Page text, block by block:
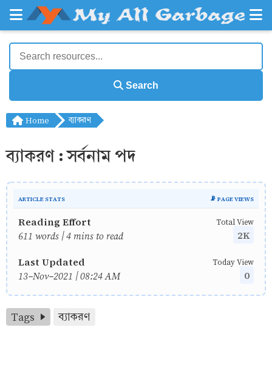
Search
Home ব্যাকরণ
ব্যাকরণ : সর্বনাম পদ
ARTICLE STATS 📡 PAGE VIEWS
Reading Effort
611 words | 4 mins to read
Total View
2K
Last Updated
13-Nov-2021 | 08:24 AM
Today View
0
Tags ব্যাকরণ